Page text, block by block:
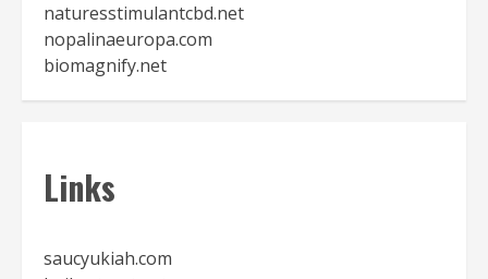
naturesstimulantcbd.net
nopalinaeuropa.com
biomagnify.net
Links
saucyukiah.com